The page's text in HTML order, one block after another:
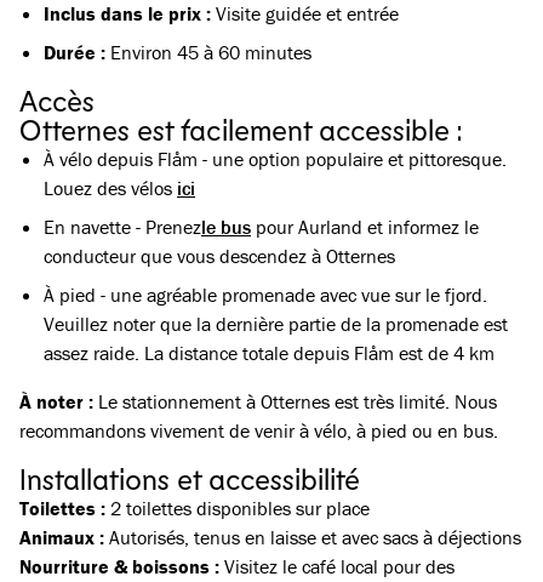
Inclus dans le prix : Visite guidée et entrée
Durée : Environ 45 à 60 minutes
Accès
Otternes est facilement accessible :
À vélo depuis Flåm - une option populaire et pittoresque.
Louez des vélos ici
En navette - Prenezle bus pour Aurland et informez le
conducteur que vous descendez à Otternes
À pied - une agréable promenade avec vue sur le fjord.
Veuillez noter que la dernière partie de la promenade est
assez raide. La distance totale depuis Flåm est de 4 km
À noter : Le stationnement à Otternes est très limité. Nous
recommandons vivement de venir à vélo, à pied ou en bus.
Installations et accessibilité
Toilettes : 2 toilettes disponibles sur place
Animaux : Autorisés, tenus en laisse et avec sacs à déjections
Nourriture & boissons : Visitez le café local pour des